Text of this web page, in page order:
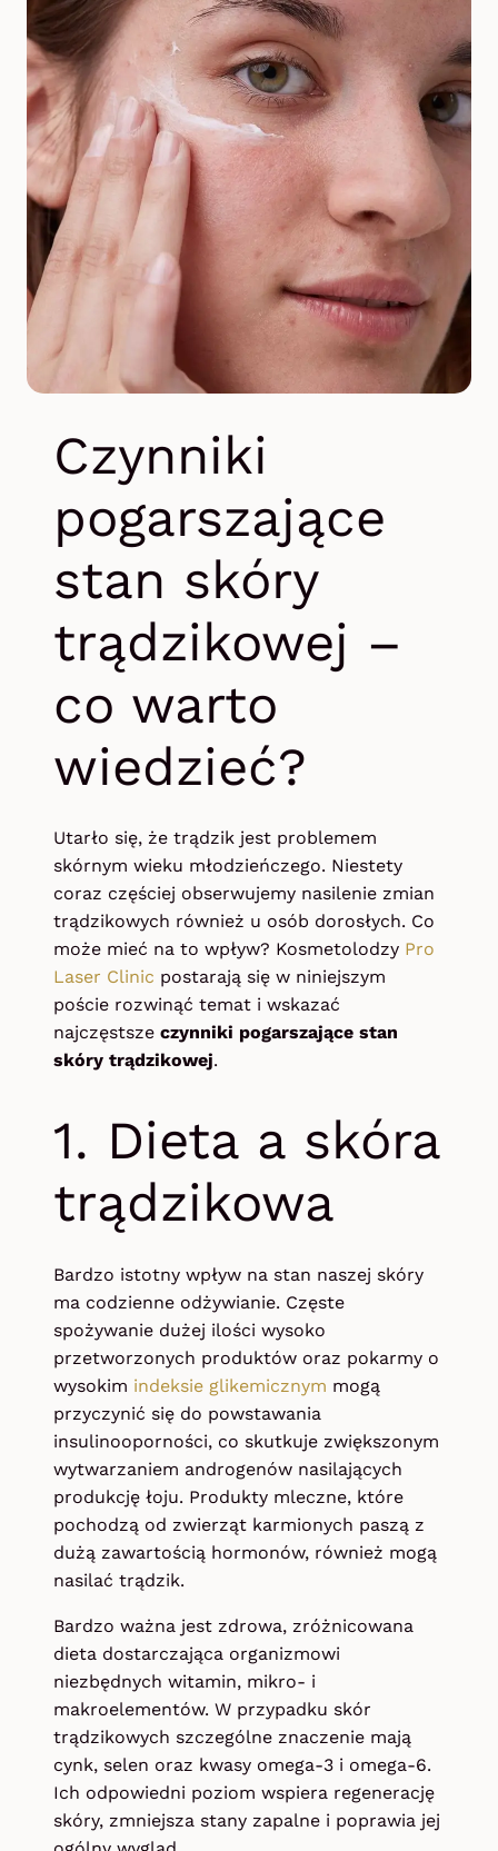
Czynniki
pogarszające
stan skóry
trądzikowej –
co warto
wiedzieć?
Utarło się, że trądzik jest problemem
skórnym wieku młodzieńczego. Niestety
coraz częściej obserwujemy nasilenie zmian
trądzikowych również u osób dorosłych. Co
może mieć na to wpływ? Kosmetolodzy Pro
Laser Clinic postarają się w niniejszym
poście rozwinąć temat i wskazać
najczęstsze czynniki pogarszające stan
skóry trądzikowej.
1. Dieta a skóra
trądzikowa
Bardzo istotny wpływ na stan naszej skóry
ma codzienne odżywianie. Częste
spożywanie dużej ilości wysoko
przetworzonych produktów oraz pokarmy o
wysokim indeksie glikemicznym mogą
przyczynić się do powstawania
insulinooporności, co skutkuje zwiększonym
wytwarzaniem androgenów nasilających
produkcję łoju. Produkty mleczne, które
pochodzą od zwierząt karmionych paszą z
dużą zawartością hormonów, również mogą
nasilać trądzik.
Bardzo ważna jest zdrowa, zróżnicowana
dieta dostarczająca organizmowi
niezbędnych witamin, mikro- i
makroelementów. W przypadku skór
trądzikowych szczególne znaczenie mają
cynk, selen oraz kwasy omega-3 i omega-6.
Ich odpowiedni poziom wspiera regenerację
skóry, zmniejsza stany zapalne i poprawia jej